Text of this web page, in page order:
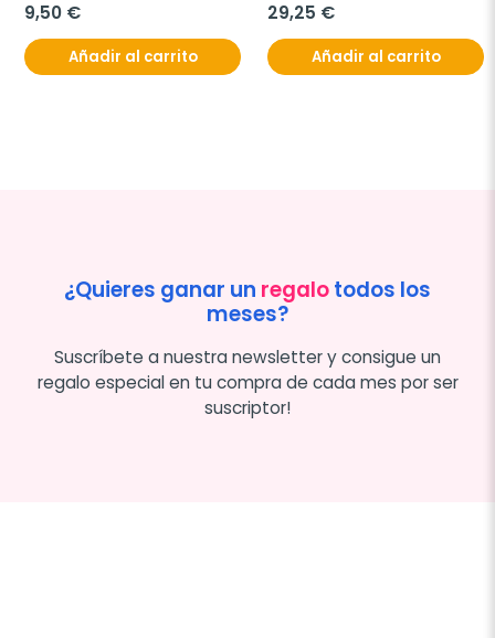
9,50 €
Añadir al carrito
29,25 €
Añadir al carrito
¿Quieres ganar un regalotodos los
meses?
Suscríbete a nuestra newsletter y consigue un
regalo especial en tu compra de cada mes por ser
suscriptor!